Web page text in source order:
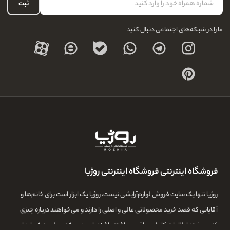
درباره ما
حساب کاربری
ثبت
ما را در شبکه‌های اجتماعی دنبال کنید
فروشگاه اینترنتی فروشگاه اینترنتی روژیا
روژیا تنها یک سایت فروش لوازم‌آرایشی نیست، روژیا یک ابزار است برای خانم‌ها و
آقایانی که قصد خرید محصولاتی عالی و اصلی را دارند و می‌خواهند درباره چیزی
که می‌خرند اطلاعات کامل و واقعی داشته باشند. این همیشه سرلوحه شعارهای